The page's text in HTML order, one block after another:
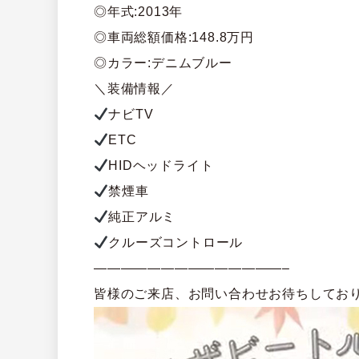
◎年式:2013年
◎車両総額価格:148.8万円
◎カラー:デニムブルー
＼装備情報／
ナビTV
ETC
HIDヘッドライト
禁煙車
純正アルミ
クルーズコントロール
——————————————–
皆様のご来店、お問い合わせお待ちしてお